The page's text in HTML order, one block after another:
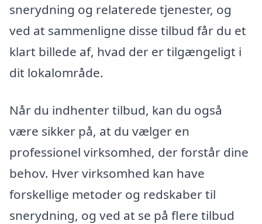
snerydning og relaterede tjenester, og
ved at sammenligne disse tilbud får du et
klart billede af, hvad der er tilgængeligt i
dit lokalområde.
Når du indhenter tilbud, kan du også
være sikker på, at du vælger en
professionel virksomhed, der forstår dine
behov. Hver virksomhed kan have
forskellige metoder og redskaber til
snerydning, og ved at se på flere tilbud